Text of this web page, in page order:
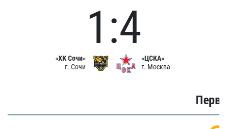
«ХК Сочи»
г. Сочи
1:4
«ЦСКА»
г. Москва